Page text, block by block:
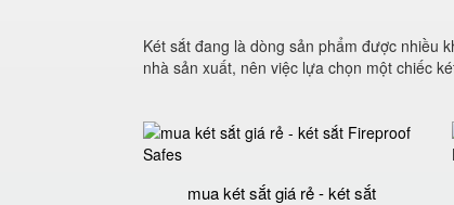
Két sắt đang là dòng sản phẩm được nhiều
nhà sản xuất, nên việc lựa chọn một chiếc
mua két sắt giá rẻ - két sắt